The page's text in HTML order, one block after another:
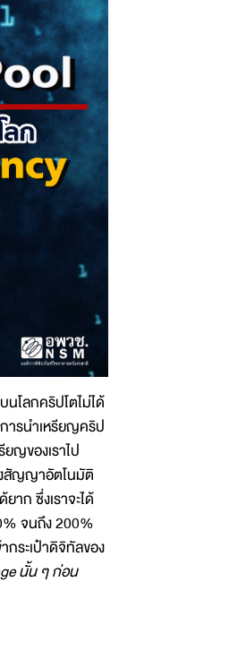
โลกคริปโตไม่ได้
ารนำเหรียญคริป
ญของเราไป
สัญญาอัตโนมัติ
าก ซึ่งเราจะได้
จนถึง 200%
ระเป๋าดิจิทัลของ
นั้น ๆ ก่อน